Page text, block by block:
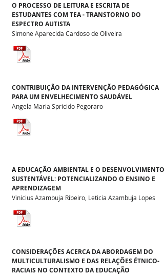
Simone Aparecida Cardoso de Oliveira
O PROCESSO DE LEITURA E ESCRITA DE
ESTUDANTES COM TEA - TRANSTORNO DO
ESPECTRO AUTISTA
Angela Maria Spricido Pegoraro
CONTRIBUIÇÃO DA INTERVENÇÃO PEDAGÓGICA
PARA UM ENVELHECIMENTO SAUDÁVEL
Vinicius Azambuja Ribeiro, Leticia Azambuja Lopes
A EDUCAÇÃO AMBIENTAL E O DESENVOLVIMENTO
SUSTENTÁVEL: POTENCIALIZANDO O ENSINO E
APRENDIZAGEM
CONSIDERAÇÕES ACERCA DA ABORDAGEM DO
MULTICULTURALISMO E DAS RELAÇÕES ÉTNICO-
RACIAIS NO CONTEXTO DA EDUCAÇÃO